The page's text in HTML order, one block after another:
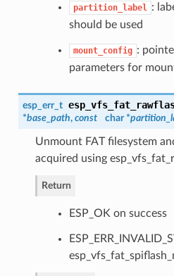
partition_label
:
should be used
mount_config :
parameters for
esp_err_t
*base_path, const char *
Unmount FAT filesystem
acquired using
Return
ESP_OK on success